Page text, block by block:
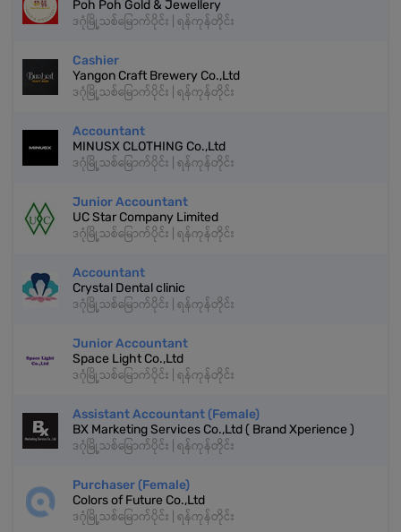
Poh Poh Gold & Jewellery
ဒဂုံမြို့သစ်မြောက်ပိုင်း | ရန်ကုန်တိုင်း
Cashier
Yangon Craft Brewery Co.,Ltd
ဒဂုံမြို့သစ်မြောက်ပိုင်း | ရန်ကုန်တိုင်း
Accountant
MINUSX CLOTHING Co.,Ltd
ဒဂုံမြို့သစ်မြောက်ပိုင်း | ရန်ကုန်တိုင်း
Junior Accountant
UC Star Company Limited
ဒဂုံမြို့သစ်မြောက်ပိုင်း | ရန်ကုန်တိုင်း
Accountant
Crystal Dental clinic
ဒဂုံမြို့သစ်မြောက်ပိုင်း | ရန်ကုန်တိုင်း
Junior Accountant
Space Light Co.,Ltd
ဒဂုံမြို့သစ်မြောက်ပိုင်း | ရန်ကုန်တိုင်း
Assistant Accountant (Female)
BX Marketing Services Co.,Ltd ( Brand Xperience )
ဒဂုံမြို့သစ်မြောက်ပိုင်း | ရန်ကုန်တိုင်း
Purchaser (Female)
Colors of Future Co.,Ltd
ဒဂုံမြို့သစ်မြောက်ပိုင်း | ရန်ကုန်တိုင်း